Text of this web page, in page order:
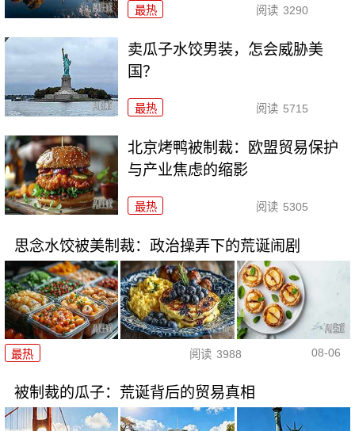
最热 阅读 3290
卖瓜子水饺男装，怎会威胁美
国？
最热 阅读 5715
北京烤鸭被制裁：欧盟贸易保护
与产业焦虑的缩影
最热 阅读 5305
思念水饺被美制裁：政治操弄下的荒诞闹剧
最热 阅读 3988 08-06
被制裁的瓜子：荒诞背后的贸易真相